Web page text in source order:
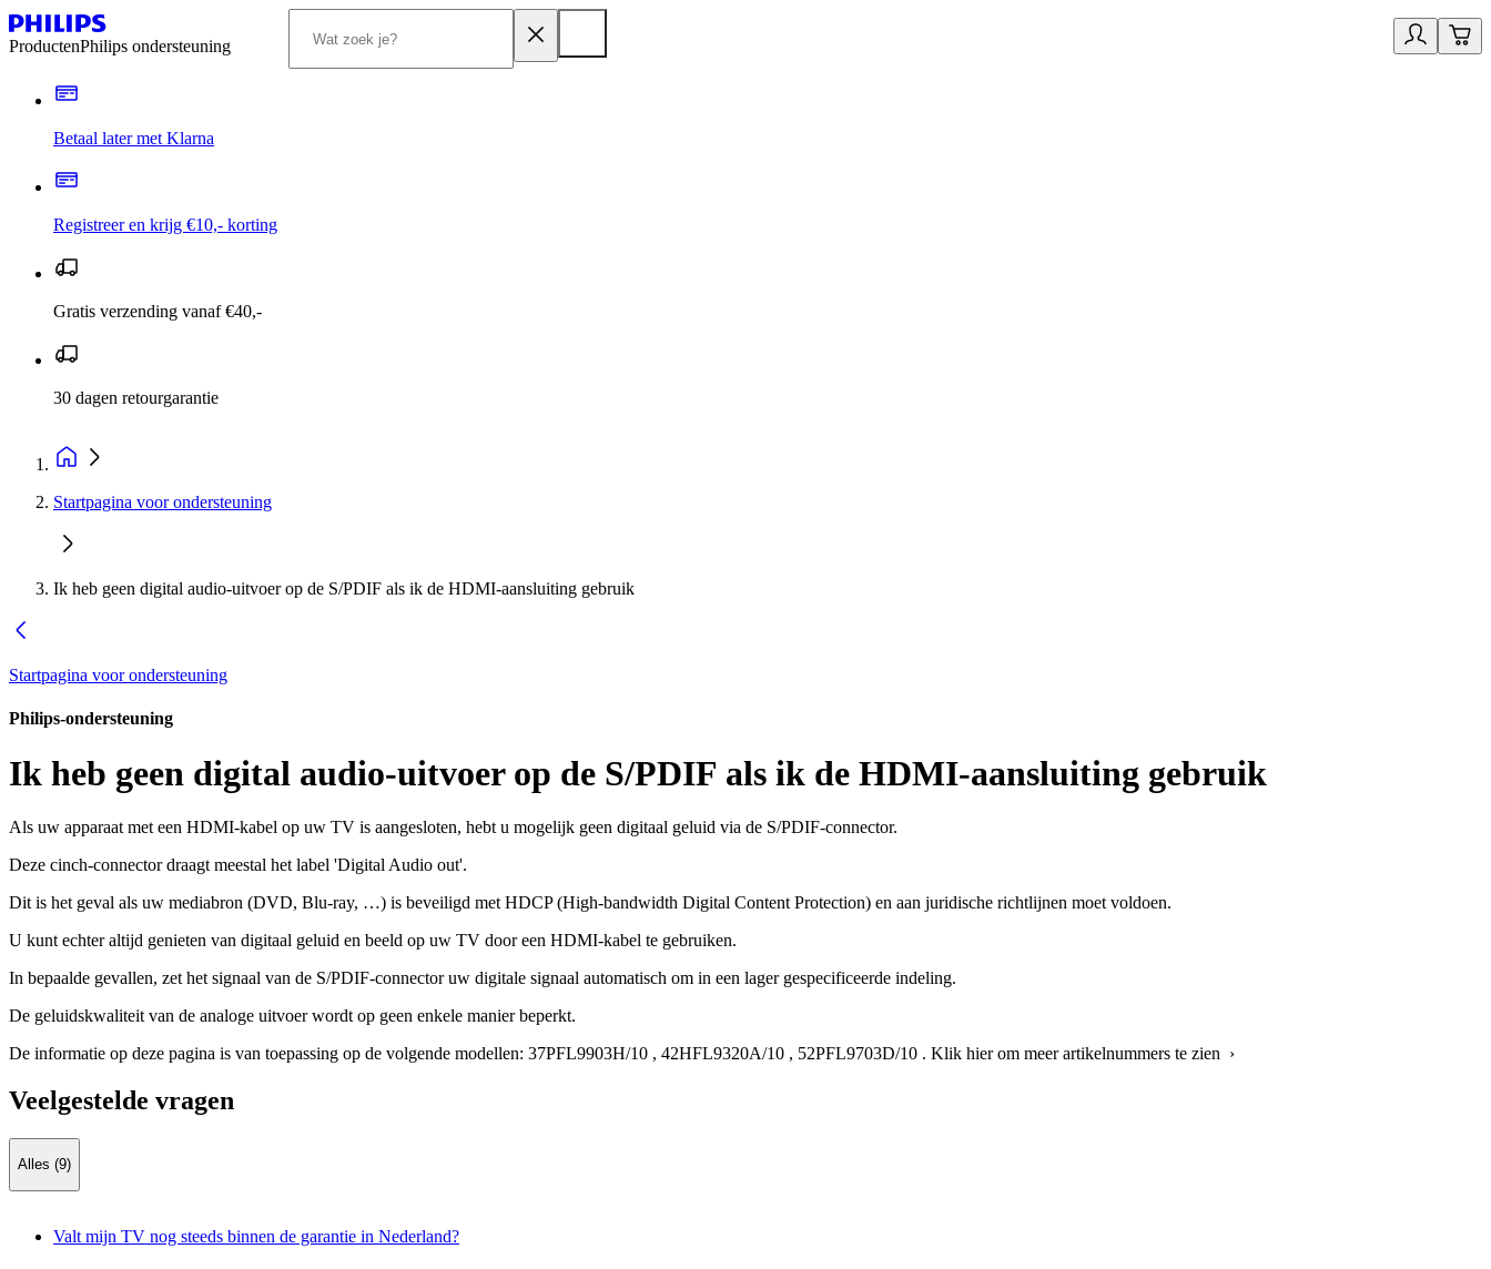
ProductenPhilips ondersteuning
Betaal later met Klarna
Registreer en krijg €10,- korting
Gratis verzending vanaf €40,-
30 dagen retourgarantie
Startpagina voor ondersteuning
Ik heb geen digital audio-uitvoer op de S/PDIF als ik de HDMI-aansluiting gebruik
Startpagina voor ondersteuning
Philips-ondersteuning
Ik heb geen digital audio-uitvoer op de S/PDIF als ik de HDMI-aansluiting gebruik
Als uw apparaat met een HDMI-kabel op uw TV is aangesloten, hebt u mogelijk geen digitaal geluid via de S/PDIF-connector.
Deze cinch-connector draagt meestal het label 'Digital Audio out'.
Dit is het geval als uw mediabron (DVD, Blu-ray, …) is beveiligd met HDCP (High-bandwidth Digital Content Protection) en aan juridische richtlijnen moet voldoen.
U kunt echter altijd genieten van digitaal geluid en beeld op uw TV door een HDMI-kabel te gebruiken.
In bepaalde gevallen, zet het signaal van de S/PDIF-connector uw digitale signaal automatisch om in een lager gespecificeerde indeling.
De geluidskwaliteit van de analoge uitvoer wordt op geen enkele manier beperkt.
De informatie op deze pagina is van toepassing op de volgende modellen: 37PFL9903H/10 , 42HFL9320A/10 , 52PFL9703D/10 . Klik hier om meer artikelnummers te zien ›
Veelgestelde vragen
Alles (9)
Valt mijn TV nog steeds binnen de garantie in Nederland?